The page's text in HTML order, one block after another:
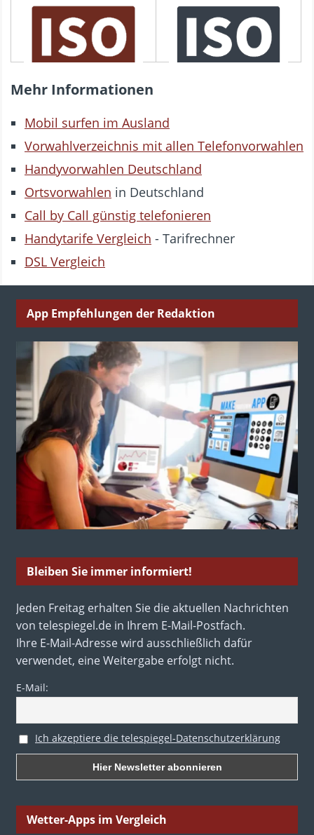
3166 ALPHA-3
AUS
3166 ALPHA-2
AU
Mehr Informationen
Mobil surfen im Ausland
Vorwahlverzeichnis mit allen Telefonvorwahlen
Handyvorwahlen Deutschland
Ortsvorwahlen in Deutschland
Call by Call günstig telefonieren
Handytarife Vergleich - Tarifrechner
DSL Vergleich
App Empfehlungen der Redaktion
Bleiben Sie immer informiert!
Jeden Freitag erhalten Sie die aktuellen Nachrichten
von telespiegel.de in Ihrem E-Mail-Postfach.
Ihre E-Mail-Adresse wird ausschließlich dafür
verwendet, eine Weitergabe erfolgt nicht.
E-Mail:
Ich akzeptiere die telespiegel-Datenschutzerklärung
Wetter-Apps im Vergleich